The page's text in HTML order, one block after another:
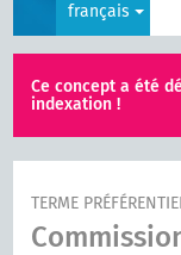
français
Ce concept a été
indexation !
TERME